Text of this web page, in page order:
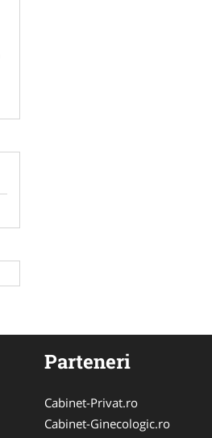
Parteneri
Cabinet-Privat.ro
Cabinet-Ginecologic.ro